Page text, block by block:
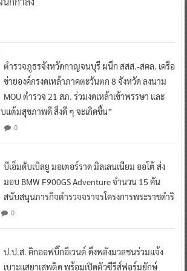
ตำรวจภูธรจังหวัดกาญจนบุรี ผนึก สสส.-สคล. เครือ
ข่ายองค์กรงดเหล้าภาคตะวันตก 8 จังหวัด ลงนาม
MOU ตำรวจ 21 สภ. ร่วมงดเหล้าเข้าพรรษา และ
แต้มสุขภาพดี สิ่งดี ๆ จะเกิดขึ้น”
0
บีเอ็มดับเบิลยู มอเตอร์ราด มิลเลนเนียม ออโต้ ส่ง
มอบ BMW F900GS Adventure จำนวน 15 คัน
สนับสนุนภารกิจตำรวจจราจรโครงการพระราชดำริ
0
ป.ป.ส. คิกออฟบิ๊กอีเวนต์ ดึงพลังมวลชนร่วมแจ้ง
เบาะแสยาเสพติด พร้อมเปิดตัวซีรีส์ฟอร์มยักษ์